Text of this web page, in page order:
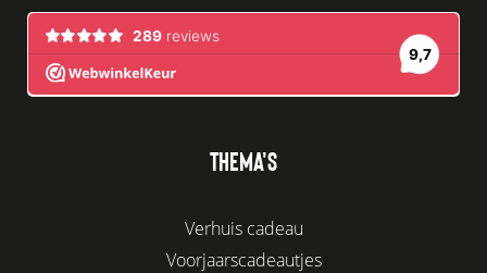
THEMA'S
Verhuis cadeau
Voorjaarscadeautjes